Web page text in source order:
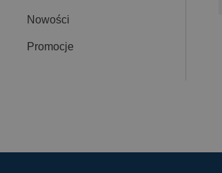
Nowości
Promocje